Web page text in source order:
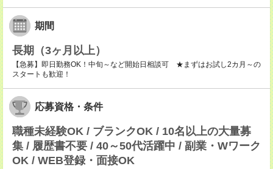
期間
長期（3ヶ月以上）
【急募】即日勤務OK！中旬～など開始日相談可 ★まずはお試し2カ月～の
スタートも歓迎！
応募資格・条件
職種未経験OK / ブランクOK / 10名以上の大量募
集 / 履歴書不要 / 40～50代活躍中 / 副業・Wワーク
OK / WEB登録・面接OK